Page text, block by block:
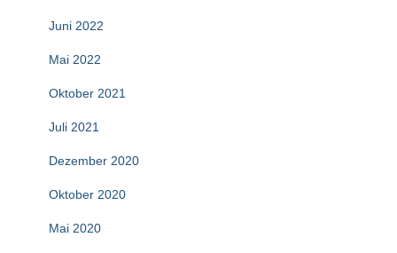
Juni 2022
Mai 2022
Oktober 2021
Juli 2021
Dezember 2020
Oktober 2020
Mai 2020